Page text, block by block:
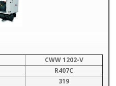
CWW 1202-V
R407C
319